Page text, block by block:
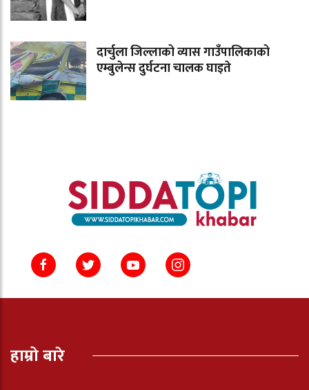
दार्चुला जिल्लाको व्यास गाउँपालिकाको
एम्बुलेन्स दुर्घटना चालक घाइते
हाम्रो बारे